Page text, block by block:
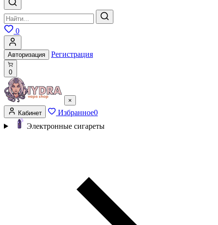
0
Авторизация Регистрация
0
×
Кабинет
Избранное0
Электронные сигареты